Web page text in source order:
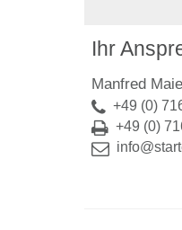
Ihr
Manfred
+49 (0)
+49 (0)